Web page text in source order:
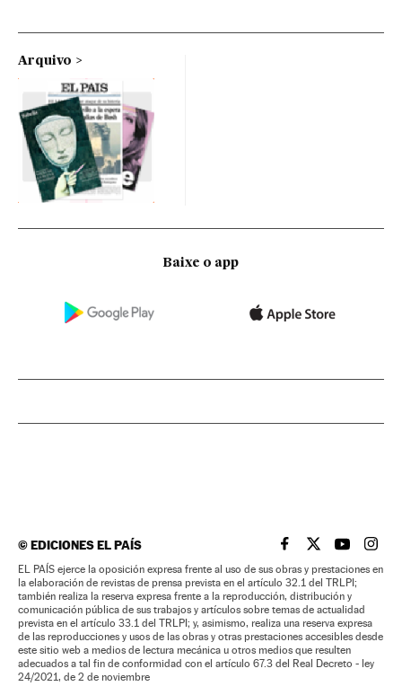
Arquivo
Baixe o app
©EDICIONES EL PAÍS EL PAÍS BRASIL EN
EL PAÍSEL PAÍS
EL
EL PAÍS ejerce la oposición expresa frente al uso de sus obras y prestaciones en
la elaboración de revistas de prensa prevista en el artículo 32.1 del TRLPI;
también realiza la reserva expresa frente a la reproducción, distribución y
comunicación pública de sus trabajos y artículos sobre temas de actualidad
prevista en el artículo 33.1 del TRLPI; y, asimismo, realiza una reserva expresa
de las reproducciones y usos de las obras y otras prestaciones accesibles desde
este sitio web a medios de lectura mecánica u otros medios que resulten
adecuados a tal fin de conformidad con el artículo 67.3 del Real Decreto - ley
24/2021, de 2 de noviembre